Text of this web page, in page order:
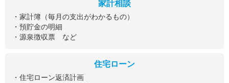
家計相談
・家計簿（毎月の支出がわかるもの）
・預貯金の明細
・源泉徴収票 など
住宅ローン
・住宅ローン返済計画